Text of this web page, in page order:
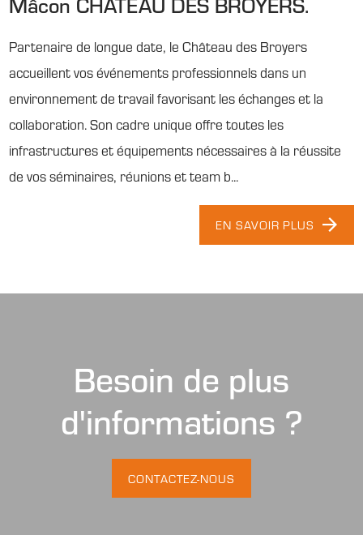
Partenaire de longue date, le Château des Broyers
accueillent vos événements professionnels dans un
environnement de travail favorisant les échanges et la
collaboration. Son cadre unique offre toutes les
infrastructures et équipements nécessaires à la réussite
de vos séminaires, réunions et team b...
EN SAVOIR PLUS
Besoin de plus
d'informations ?
CONTACTEZ-NOUS